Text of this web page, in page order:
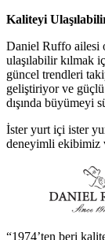
Kaliteyi
Daniel Ruffo ailesi
ulaşılabilir kılmak
güncel trendleri
geliştiriyor ve
dışında büyümeyi
İster yurt içi ister
deneyimli ekibimiz
“1974’ten beri